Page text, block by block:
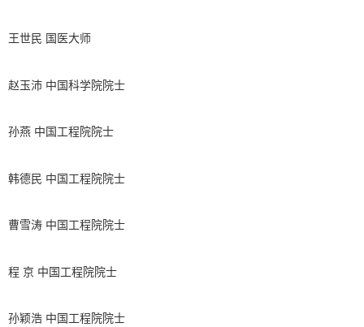
王世民 国医大师
赵玉沛 中国科学院院士
孙燕 中国工程院院士
韩德民 中国工程院院士
曹雪涛 中国工程院院士
程 京 中国工程院院士
孙颖浩 中国工程院院士